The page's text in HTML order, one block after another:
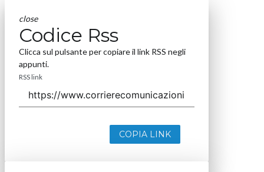
close
Codice Rss
Clicca sul pulsante per copiare il link RSS negli
appunti.
RSS link
COPIA LINK